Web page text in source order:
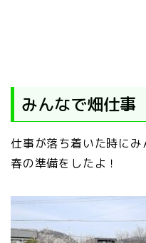
みんなで畑仕事
仕事が落ち着いた時に
春の準備をしたよ！